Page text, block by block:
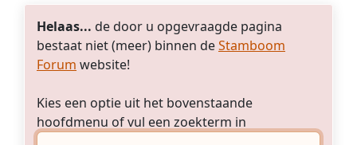
Helaas... de door u opgevraagde pagina
bestaat niet (meer) binnen deStamboom
Forum website!
Kies een optie uit het bovenstaande
hoofdmenu of vul een zoekterm in